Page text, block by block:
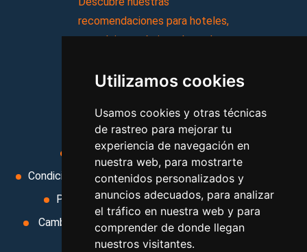
Utilizamos cookies
Usamos cookies y otras técnicas
de rastreo para mejorar tu
experiencia de navegación en
nuestra web, para mostrarte
contenidos personalizados y
anuncios adecuados, para analizar
el tráfico en nuestra web y para
comprender de donde llegan
nuestros visitantes.
recomendaciones para hoteles,
complejos turísticos, hostales,
viajes, y mucho más!
MI AGENCIA
Aviso legal
Condiciones de uso
Condiciones Generales
Ley de Viajes Combinados
Política de privacidad
Uso de cookies
Cambiar preferencias de cookies
Area privada
Contacto